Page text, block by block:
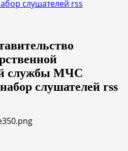
слушателей rss
службы МЧС
слушателей rss